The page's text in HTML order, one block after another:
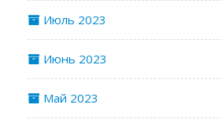
Июль 2023
Июнь 2023
Май 2023